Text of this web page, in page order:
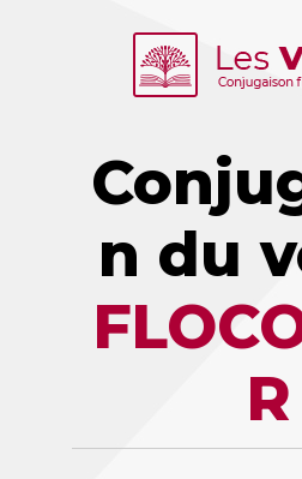
n du
R